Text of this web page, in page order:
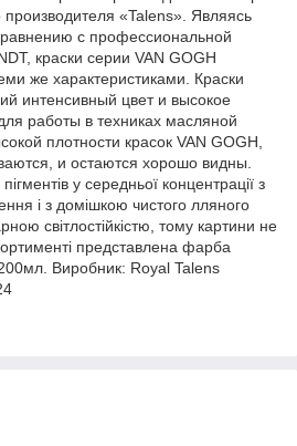
производителя «Talens». Являясь
с профессиональной
краски серии VAN GOGH
же характеристиками. Краски
интенсивный цвет и высокое
работы в техниках масляной
плотности красок VAN GOGH,
и остаются хорошо видны.
у середньої концентрації з
і з домішкою чистого лляного
світлостійкістю, тому картини не
представлена фарба
Виробник: Royal Talens